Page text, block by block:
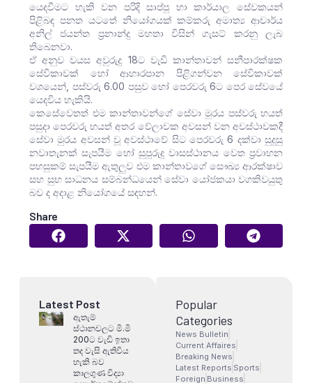
යෙදවීමට හැකි වන පරිදි සාප්පු හා කාර්යාල සේවකයන්
පිළිබඳ පනත යටතේ නියෝගයක් කම්කරු අමාත්‍ය ආචාර්ය
අනිල් ජයන්ත ප්‍රනාන්දු මහතා විසින් ගැසට් කරනු ලැබ
තිබෙනවා.
ඒ අනුව වයස අවුරුදු 18ට වැඩි කාන්තාවන් සනීපාරක්ෂක
සේවිකාවක් හෝ ආහාරපාන පිළිගන්වන සේවිකාවක්
වශයෙන්, පස්වරු 6.00 පසුව හෝ පෙරවරු 6ට පෙර සේවයේ
යෙදවිය හැකියි.
කෙසේවෙතත් එම කාන්තාවන්ගේ සේවා මුරය පස්වරු හයත්
පසුදා පෙරවරු හයත් අතර වේලාවක අවසන් වන අවස්ථාවකදී
සේවා මුරය අවසන් වූ අවස්ථාවේ සිට පෙරවරු 6 දක්වා සුදුසු
නවාතැනක් සැපයීම හෝ සුපුරුදු වාසස්ථානය වෙත ප්‍රවාහන
පහසුකම් සැපයීම ඇතුලුව එම කාන්තාවගේ සෞඛ්‍ය ආරක්ෂාව
සහ සුභ සාධනය සම්බන්ධයෙන් සේවා යෝජකයා වගකිවයුතු
බව ද අදාළ නියෝගයේ සඳහන්.
Share
Latest Post
ඇතැම්
ස්ථානවලට මි.මි
200ට වැඩි ඉතා
තද වැසි ඇතිවිය
හැකි බව
කාලගුණ විද්‍යා
Popular
Categories
News Bulletin
Current Affaires
Breaking News
Latest Reports Sports
Foreign Business